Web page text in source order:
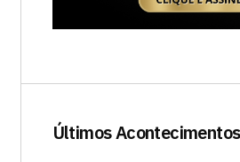
Últimos Acontecimentos